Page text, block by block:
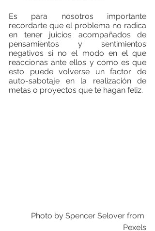
Es para nosotros importante
recordarte que el problema no radica
en tener juicios acompañados de
pensamientos y sentimientos
negativos si no el modo en el que
reaccionas ante ellos y como es que
esto puede volverse un factor de
auto-sabotaje en la realización de
metas o proyectos que te hagan feliz.
Photo by Spencer Selover from
Pexels